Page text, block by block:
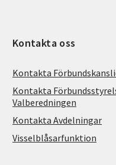
Kontakta oss
Kontakta
Kontakta
Valberedningen
Kontakta Avdelningar
Visselblåsarfunktion